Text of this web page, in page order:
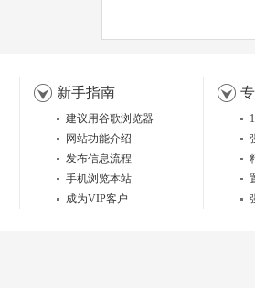
新手指南
建议用谷歌浏览器
网站功能介绍
发布信息流程
手机浏览本站
成为VIP客户